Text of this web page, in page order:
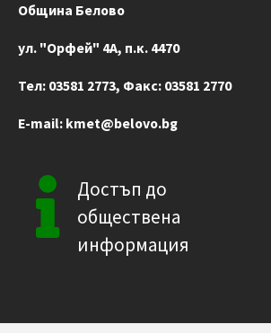
Община Белово
ул. "Орфей" 4А, п.к. 4470
Тел: 03581 2773, Факс: 03581 2770
E-mail: kmet@belovo.bg
Достъп до
обществена
информация